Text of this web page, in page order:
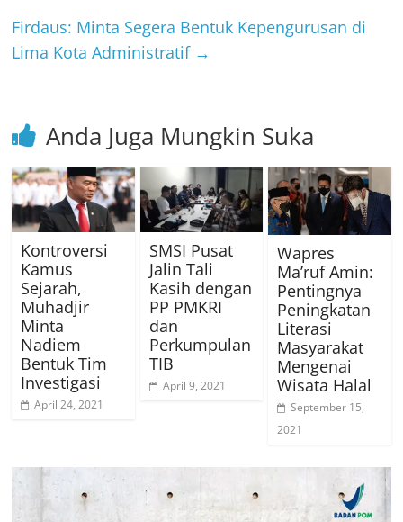
Firdaus: Minta Segera Bentuk Kepengurusan di
Lima Kota Administratif →
Anda Juga Mungkin Suka
Kontroversi
Kamus
Sejarah,
Muhadjir
Minta
Nadiem
Bentuk Tim
Investigasi
April 24, 2021
SMSI Pusat
Jalin Tali
Kasih dengan
PP PMKRI
dan
Perkumpulan
TIB
April 9, 2021
Wapres
Ma’ruf Amin:
Pentingnya
Peningkatan
Literasi
Masyarakat
Mengenai
Wisata Halal
September 15,
2021